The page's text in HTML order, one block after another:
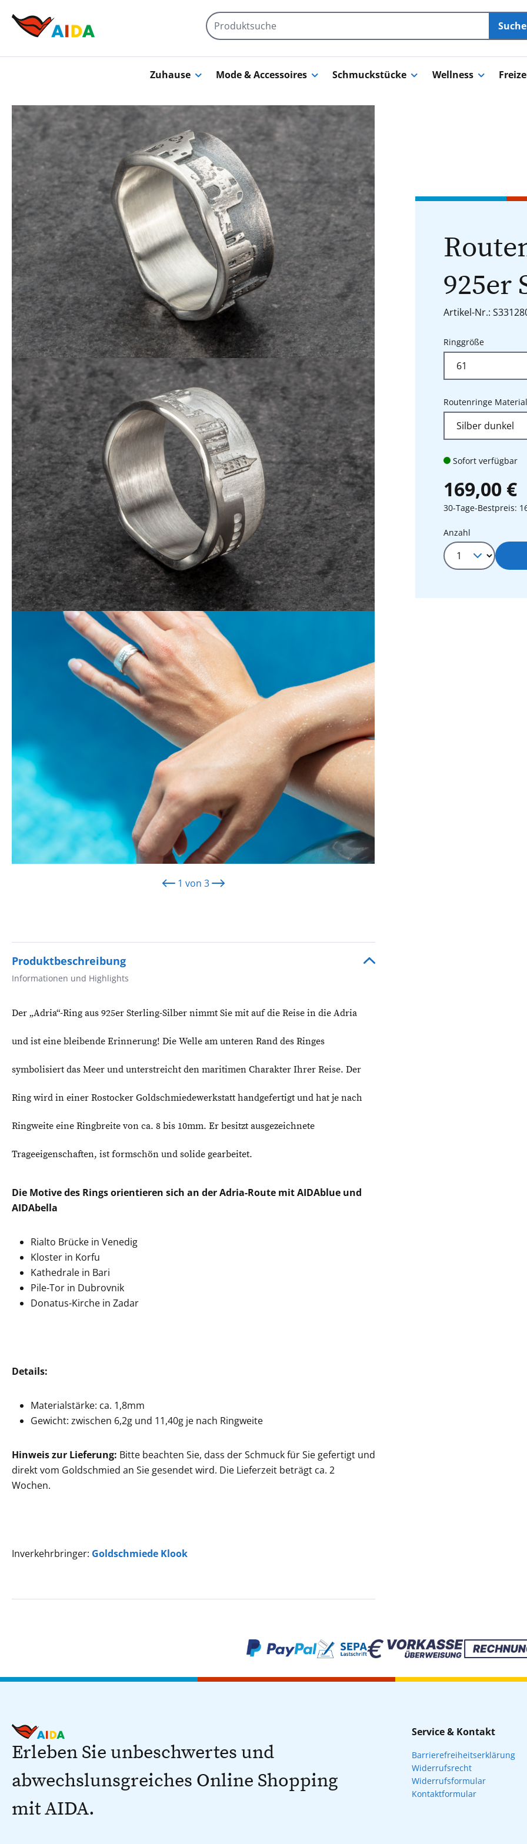
Zuhause Mode & Accessoires Schmuckstücke Wellness
925er
Artikel-Nr.:
Ringgrößeauswählen
Routenringe Material
Sofort verfügbar
169,00 €
30-Tage-Bestpreis:
Produkt
Anzahl
Bildergalerie überspringen
1 von 3
Produktbeschreibung
Informationen und Highlights
Der „Adria“-Ring aus 925er Sterling-Silber nimmt Sie mit auf die Reise in die Adria
und ist eine bleibende Erinnerung! Die Welle am unteren Rand des Ringes
symbolisiert das Meer und unterstreicht den maritimen Charakter Ihrer Reise. Der
Ring wird in einer Rostocker Goldschmiedewerkstatt handgefertigt und hat je nach
Ringweite eine Ringbreite von ca. 8 bis 10mm. Er besitzt ausgezeichnete
Trageeigenschaften, ist formschön und solide gearbeitet.
Die Motive des Rings orientieren sich an der Adria-Route mit AIDAblue und
AIDAbella
Rialto Brücke in Venedig
Kloster in Korfu
Kathedrale in Bari
Pile-Tor in Dubrovnik
Donatus-Kirche in Zadar
Details:
Materialstärke: ca. 1,8mm
Gewicht: zwischen 6,2g und 11,40g je nach Ringweite
Hinweis zur Lieferung: Bitte beachten Sie, dass der Schmuck für Sie gefertigt und
direkt vom Goldschmied an Sie gesendet wird. Die Lieferzeit beträgt ca. 2
Wochen.
Inverkehrbringer: Goldschmiede Klook
Erleben Sie unbeschwertes und
abwechslunsgreiches Online Shopping
mit AIDA.
Service & Kontakt
Barrierefreiheitserklärung
Widerrufsrecht
Widerrufsformular
Kontaktformular